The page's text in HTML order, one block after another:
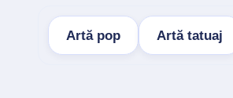
Artă pop Artă tatuaj